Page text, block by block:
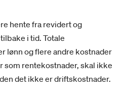
hente fra revidert og
i tid. Totale
lønn og flere andre kostnader
som rentekostnader, skal ikke
det ikke er driftskostnader.